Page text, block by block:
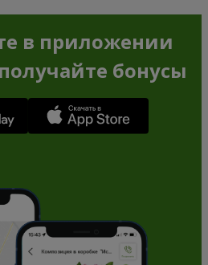
в приложении
бонусы